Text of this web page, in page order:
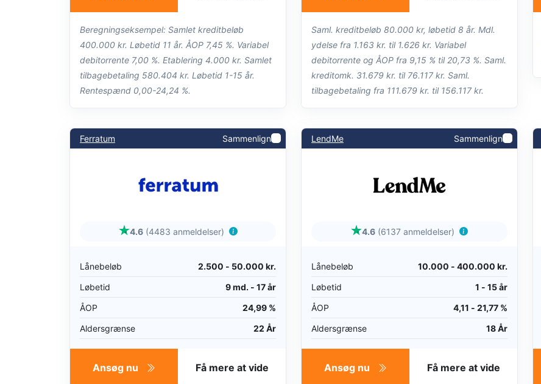
Beregningseksempel: Samlet kreditbeløb
400.000 kr. Løbetid 11 år. ÅOP 7,45 %. Variabel
debitorrente 7,00 %. Etablering 4.000 kr. Samlet
tilbagebetaling 580.404 kr. Løbetid 1-15 år.
Rentespænd 0,00-24,24 %.
Saml. kreditbeløb 80.000 kr, løbetid 8 år. Mdl.
ydelse fra 1.163 kr. til 1.626 kr. Variabel
debitorrente og ÅOP fra 9,15 % til 20,73 %. Saml.
kreditomk. 31.679 kr. til 76.117 kr. Saml.
tilbagebetaling fra 111.679 kr. til 156.117 kr.
Ferratum Sammenlign
4.6 (4483 anmeldelser)
Lånebeløb
2.500 - 50.000 kr.
Løbetid
9 md. - 17 år
ÅOP
24,99 %
Aldersgrænse
22 År
Ansøg nu Få mere at vide
LendMe Sammenlign
4.6 (6137 anmeldelser)
Lånebeløb
10.000 - 400.000 kr.
Løbetid
1 - 15 år
ÅOP
4,11 - 21,77 %
Aldersgrænse
18 År
Ansøg nu Få mere at vide